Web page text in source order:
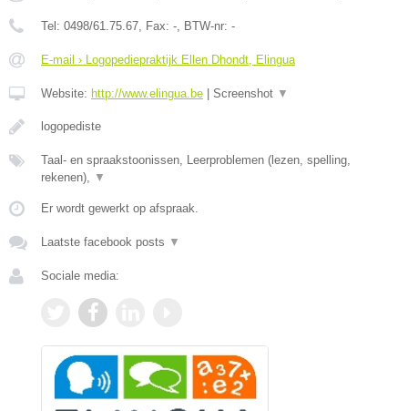
Tel: 0498/61.75.67, Fax: -, BTW-nr: -
E-mail › Logopediepraktijk Ellen Dhondt, Elingua
Website: http://www.elingua.be Screenshot ▼
logopediste
Taal- en spraakstoonissen, Leerproblemen (lezen, spelling,
rekenen), ▼
Er wordt gewerkt op afspraak.
Laatste facebook posts ▼
Sociale media: